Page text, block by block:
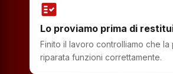
fact_check
Lo proviamo prima di
Finito il lavoro controlliamo che la
riparata funzioni correttamente.